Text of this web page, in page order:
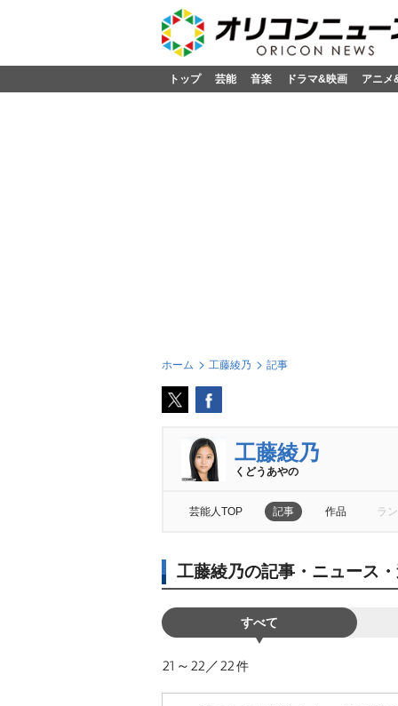
トップ 芸能 音楽 ドラマ&映画 アニメ
ホーム 工藤綾乃 記事
工藤綾乃
くどうあやの
芸能人TOP 記事 作品 ラ
工藤綾乃の記事・ニュース
すべて
21～22／22件